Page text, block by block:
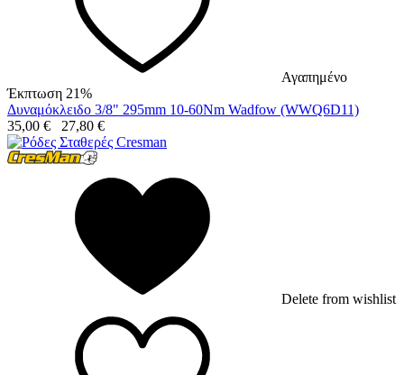
Αγαπημένο
Έκπτωση 21%
Δυναμόκλειδο 3/8" 295mm 10-60Nm Wadfow (WWQ6D11)
35,00 € 27,80 €
Delete from wishlist